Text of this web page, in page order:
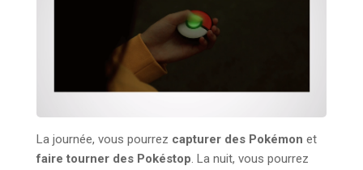
La journée, vous pourrez capturer des Pokémon et
faire tourner des Pokéstop. La nuit, vous pourrez